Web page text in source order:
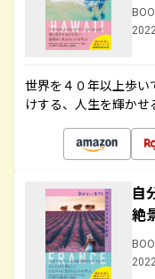
世界を４０年以上歩
けする、人生を輝か
自
絶